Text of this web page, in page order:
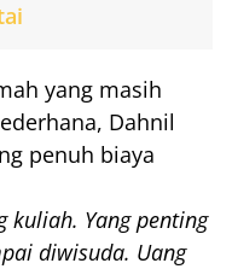
yang masih
Dahnil
penuh biaya
kuliah. Yang penting
diwisuda. Uang